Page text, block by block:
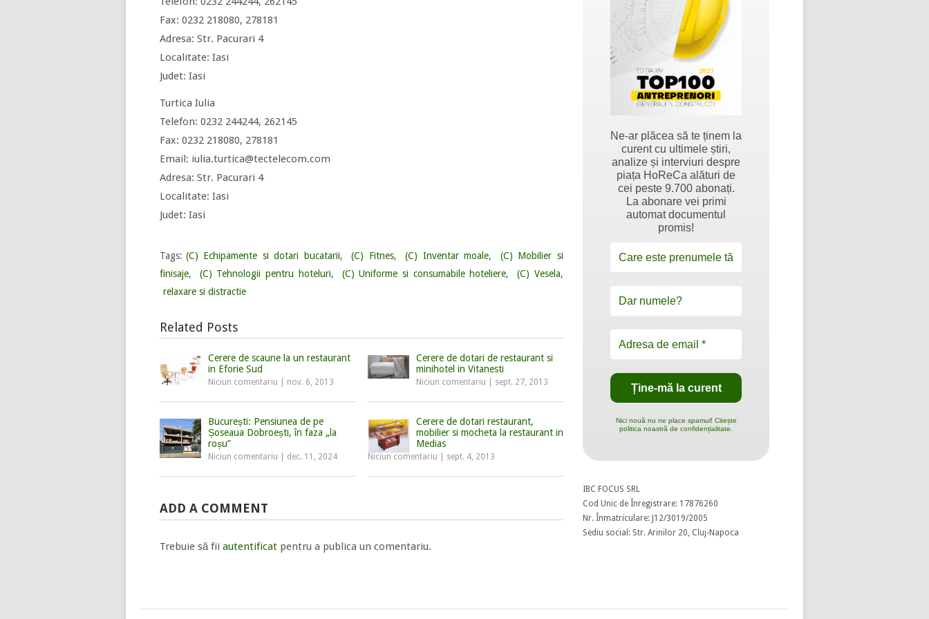
Fax: 0232 218080, 278181
Adresa: Str. Pacurari 4
Localitate: Iasi
Judet: Iasi
Turtica Iulia
Telefon: 0232 244244, 262145
Fax: 0232 218080, 278181
Email: iulia.turtica@tectelecom.com
Adresa: Str. Pacurari 4
Localitate: Iasi
Judet: Iasi
Tags: (C) Echipamente si dotari bucatarii, (C) Fitnes, (C) Inventar moale,
(C) Mobilier si
finisaje, (C) Tehnologii pentru hoteluri, (C) Uniforme si consumabile hoteliere, (C) Vesela,
relaxare si distractie
Related Posts
Cerere de scaune la un restaurant
in Eforie Sud
Niciun comentariu nov. 6, 2013
Cerere de dotari de restaurant si
minihotel in Vitanesti
Niciun comentariu sept. 27, 2013
București: Pensiunea de pe
Șoseaua Dobroești, în faza „la
roșu”
Niciun comentariu dec. 11, 2024
Cerere de dotari restaurant,
mobilier si mocheta la restaurant in
Medias
Niciun comentariu sept. 4, 2013
ADD A COMMENT
Trebuie să fii autentificat pentru a publica un comentariu.
Ne-ar plăcea să te ținem la
curent cu ultimele știri,
analize și interviuri despre
piața HoReCa alături de
cei peste 9.700 abonați.
La abonare vei primi
automat documentul
promis!
Nici nouă nu ne place spamul! Citește
politica noastră de confidențialitate.
IBC FOCUS SRL
Cod Unic de Înregistrare: 17876260
Nr. Înmatriculare: J12/3019/2005
Sediu social: Str. Arinilor 20, Cluj-Napoca